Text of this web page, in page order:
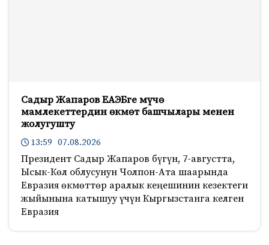
Садыр Жапаров ЕАЭБге мүчө
мамлекеттердин өкмөт башчылары менен
жолугушту
13:59 07.08.2026
Президент Садыр Жапаров бүгүн, 7-августта,
Ысык-Көл облусунун Чолпон-Ата шаарында
Евразия өкмөттөр аралык кеңешинин кезектеги
жыйынына катышуу үчүн Кыргызстанга келген
Евразия